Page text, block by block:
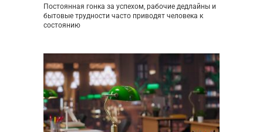
Постоянная гонка за успехом, рабочие дедлайны и
бытовые трудности часто приводят человека к
состоянию